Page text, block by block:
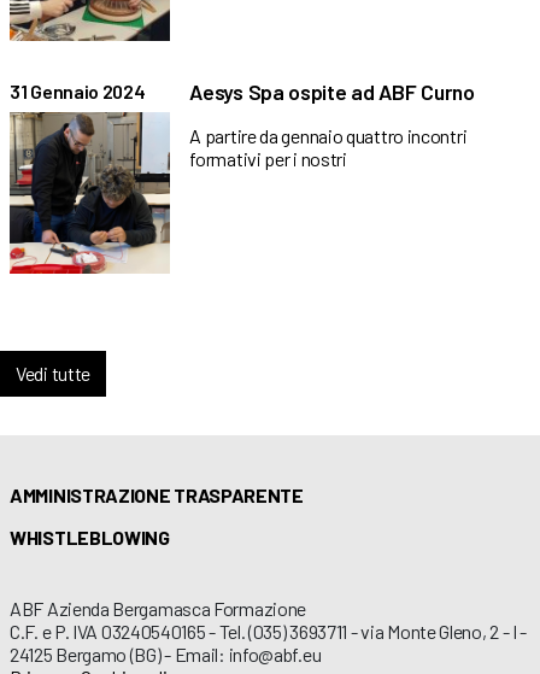
31 Gennaio 2024 Aesys Spa ospite ad ABF Curno
A partire da gennaio quattro incontri
formativi per i nostri
Vedi tutte
AMMINISTRAZIONE TRASPARENTE
WHISTLEBLOWING
ABF Azienda Bergamasca Formazione
C.F. e P. IVA 03240540165 - Tel. (035) 3693711 - via Monte Gleno, 2 - I -
24125 Bergamo (BG) - Email: info@abf.eu